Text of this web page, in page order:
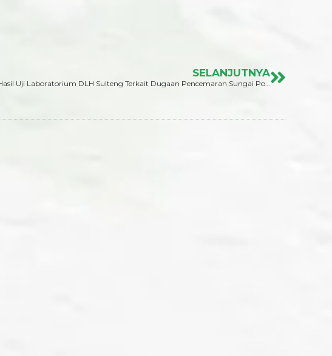
SELANJUTNYA
Walhi Sulteng Minta Hasil Uji Laboratorium DLH Sulteng Terkait Dugaan Pencemaran Sungai Pondo Oleh Tambang Emas PT. CPM Buka Ke Publik.